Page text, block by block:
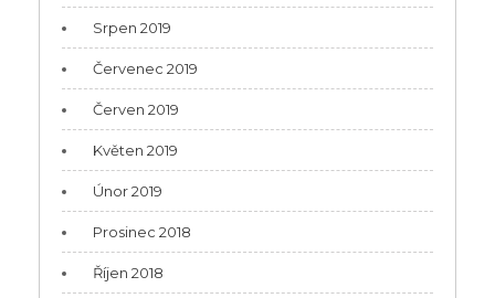
Srpen 2019
Červenec 2019
Červen 2019
Květen 2019
Únor 2019
Prosinec 2018
Říjen 2018